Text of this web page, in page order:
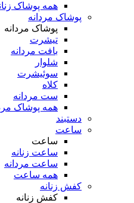
همه پوشاک
پوشاک مردانه
پوشاک مردانه
تیشرت
بافت مردانه
شلوار
سوئیشرت
کلاه
ست مردانه
همه پوشاک
دستبند
ساعت
ساعت
ساعت زنانه
ساعت مردانه
همه ساعت
کفش زنانه
کفش زنانه